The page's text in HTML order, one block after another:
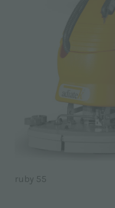
ruby 55